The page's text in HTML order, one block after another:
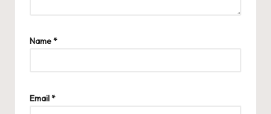
Name*
Email*